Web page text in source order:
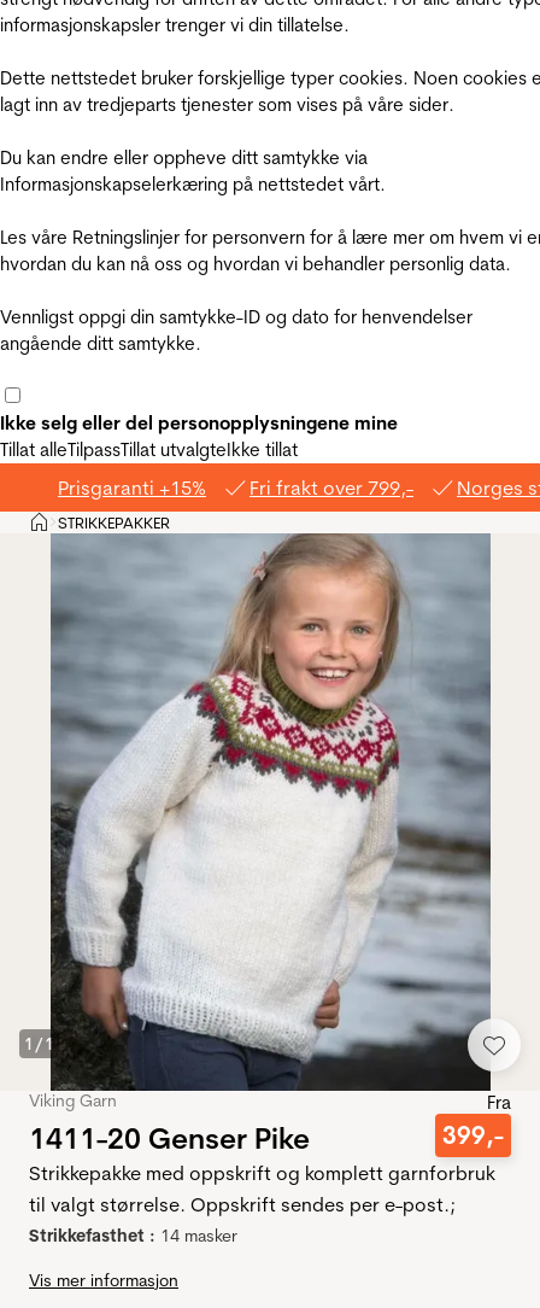
informasjonskapsler trenger vi din tillatelse.
Dette nettstedet bruker forskjellige typer cookies. Noen cookies
lagt inn av tredjeparts tjenester som vises på våre sider.
Du kan endre eller oppheve ditt samtykke via
Informasjonskapselerkæring på nettstedet vårt.
Les våre Retningslinjer for personvern for å lære mer om hvem vi
hvordan du kan nå oss og hvordan vi behandler personlig data.
Vennligst oppgi din samtykke-ID og dato for henvendelser
angående ditt samtykke.
Ikke selg eller del personopplysningene mine
Tillat alleTilpassTillat utvalgteIkke tillat
Prisgaranti +15% Fri frakt over 799,- Norges
Hjem
>STRIKKEPAKKER
1 /1
Viking Garn
1411-20 Genser Pike
Fra
399,-
Strikkepakke med oppskrift og komplett garnforbruk
til valgt størrelse. Oppskrift sendes per e-post.;
Strikkefasthet : 14 masker
Vis mer informasjon